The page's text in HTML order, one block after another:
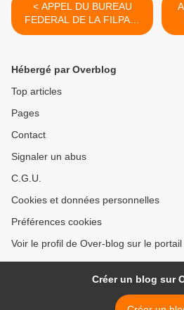
< APPEL DU BUREAU
FEDERAL DE LA FILPAC-
CGT
Hébergé par Overblog
Top articles
Pages
Contact
Signaler un abus
C.G.U.
Cookies et données personnelles
Préférences cookies
Voir le profil de Over-blog sur le
Créer un blog sur